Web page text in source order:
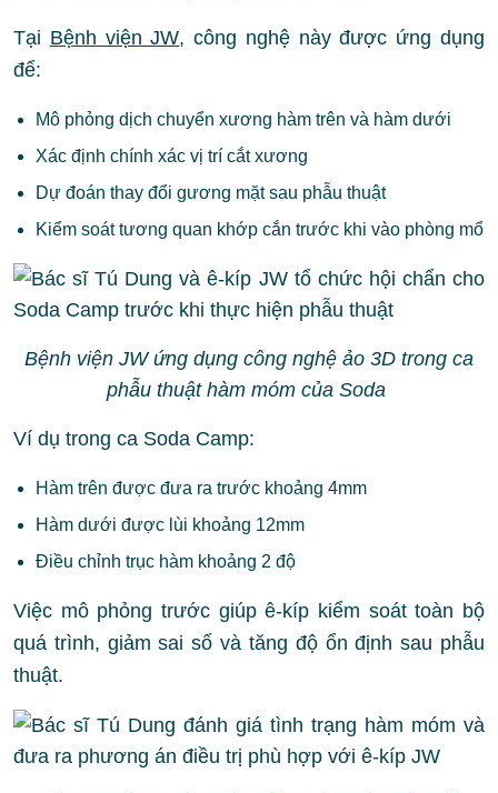
Tại Bệnh viện JW, công nghệ này được ứng dụng
để:
Mô phỏng dịch chuyển xương hàm trên và hàm dưới
Xác định chính xác vị trí cắt xương
Dự đoán thay đổi gương mặt sau phẫu thuật
Kiểm soát tương quan khớp cắn trước khi vào phòng mổ
Bệnh viện JW ứng dụng công nghệ ảo 3D trong ca
phẫu thuật hàm móm của Soda
Ví dụ trong ca Soda Camp:
Hàm trên được đưa ra trước khoảng 4mm
Hàm dưới được lùi khoảng 12mm
Điều chỉnh trục hàm khoảng 2 độ
Việc mô phỏng trước giúp ê-kíp kiểm soát toàn bộ
quá trình, giảm sai số và tăng độ ổn định sau phẫu
thuật.